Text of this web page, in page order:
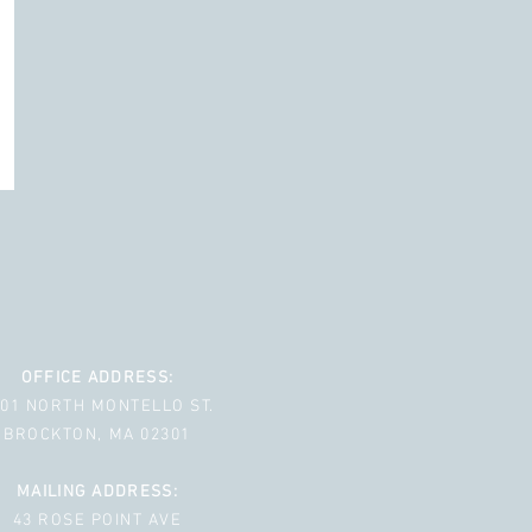
OFFICE ADDRESS:
NORTH MONTELLO ST.
BROCKTON, MA 02301
MAILING ADDRESS:
43 ROSE POINT AVE